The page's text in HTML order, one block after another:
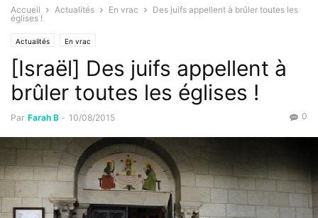
Accueil Actualités En vrac
Des juifs appellent à brûler toutes les
églises !
Actualités En vrac
[Israël] Des juifs appellent à
brûler toutes les églises !
Par Farah B - 10/08/2015 0